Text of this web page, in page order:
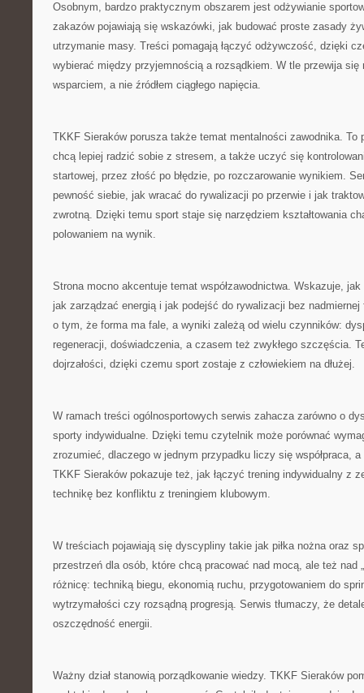
Osobnym, bardzo praktycznym obszarem jest odżywianie
zakazów pojawiają się wskazówki, jak budować proste zasady
utrzymanie masy. Treści pomagają łączyć odżywczość, dzięki
wybierać między przyjemnością a rozsądkiem. W tle przewija
wsparciem, a nie źródłem ciągłego napięcia.
TKKF Sieraków porusza także temat mentalności zawodnika. To
chcą lepiej radzić sobie z stresem, a także uczyć się
startowej, przez złość po błędzie, po rozczarowanie wynikiem.
pewność siebie, jak wracać do rywalizacji po przerwie i jak
zwrotną. Dzięki temu sport staje się narzędziem kształtowania
polowaniem na wynik.
Strona mocno akcentuje temat współzawodnictwa. Wskazuje,
jak zarządzać energią i jak podejść do rywalizacji bez
o tym, że forma ma fale, a wyniki zależą od wielu czynników:
regeneracji, doświadczenia, a czasem też zwykłego szczęścia.
dojrzałości, dzięki czemu sport zostaje z człowiekiem na dłużej.
W ramach treści ogólnosportowych serwis zahacza zarówno o
sporty indywidualne. Dzięki temu czytelnik może porównać
zrozumieć, dlaczego w jednym przypadku liczy się współpraca,
TKKF Sieraków pokazuje też, jak łączyć trening indywidualny z
technikę bez konfliktu z treningiem klubowym.
W treściach pojawiają się dyscypliny takie jak piłka nożna oraz
przestrzeń dla osób, które chcą pracować nad mocą, ale też nad
różnicę: techniką biegu, ekonomią ruchu, przygotowaniem do
wytrzymałości czy rozsądną progresją. Serwis tłumaczy, że
oszczędność energii.
Ważny dział stanowią porządkowanie wiedzy. TKKF Sieraków